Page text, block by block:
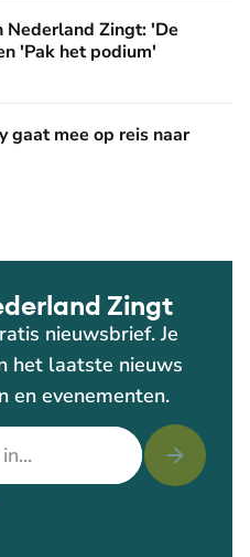
'De sterke vrouw' en 'Pak
Nederland Zingt: 'De
'Pak het podium'
naar Denemarken!
mee op reis naar
Zingt
nieuwsbrief. Je
het laatste nieuws
en evenementen.